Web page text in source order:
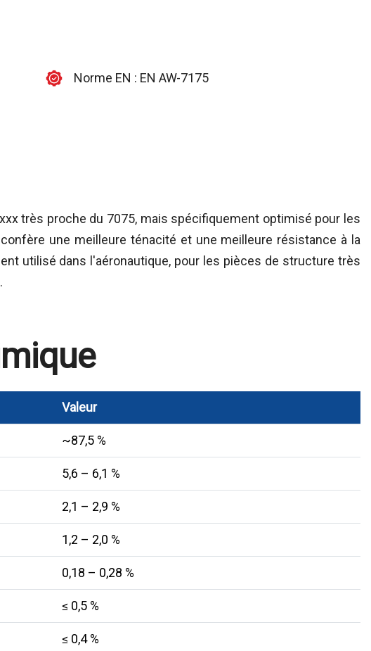
Norme EN : EN AW-7175
très proche du 7075, mais spécifiquement optimisé pour les
une meilleure ténacité et une meilleure résistance à la
utilisé dans l'aéronautique, pour les pièces de structure très
Valeur
~87,5 %
5,6 – 6,1 %
2,1 – 2,9 %
1,2 – 2,0 %
0,18 – 0,28 %
≤ 0,5 %
≤ 0,4 %